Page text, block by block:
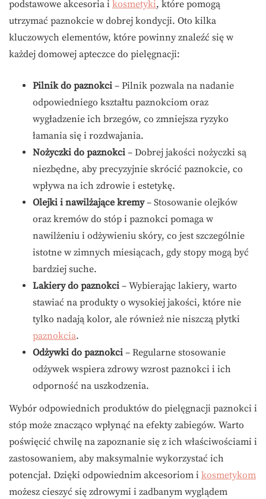
podstawowe akcesoria i kosmetyki, które pomogą
utrzymać paznokcie w dobrej kondycji. Oto kilka
kluczowych elementów, które powinny znaleźć się w
każdej domowej apteczce do pielęgnacji:
Pilnik do paznokci – Pilnik pozwala na nadanie
odpowiedniego kształtu paznokciom oraz
wygładzenie ich brzegów, co zmniejsza ryzyko
łamania się i rozdwajania.
Nożyczki do paznokci – Dobrej jakości nożyczki są
niezbędne, aby precyzyjnie skrócić paznokcie, co
wpływa na ich zdrowie i estetykę.
Olejki i nawilżające kremy– Stosowanie olejków
oraz kremów do stóp i paznokci pomaga w
nawilżeniu i odżywieniu skóry, co jest szczególnie
istotne w zimnych miesiącach, gdy stopy mogą być
bardziej suche.
Lakiery do paznokci – Wybierając lakiery, warto
stawiać na produkty o wysokiej jakości, które nie
tylko nadają kolor, ale również nie niszczą płytki
paznokcia.
Odżywki do paznokci – Regularne stosowanie
odżywek wspiera zdrowy wzrost paznokci i ich
odporność na uszkodzenia.
Wybór odpowiednich produktów do pielęgnacji paznokci i
stóp może znacząco wpłynąć na efekty zabiegów. Warto
poświęcić chwilę na zapoznanie się z ich właściwościami i
zastosowaniem, aby maksymalnie wykorzystać ich
potencjał. Dzięki odpowiednim akcesoriom i kosmetykom
możesz cieszyć się zdrowymi i zadbanym wyglądem